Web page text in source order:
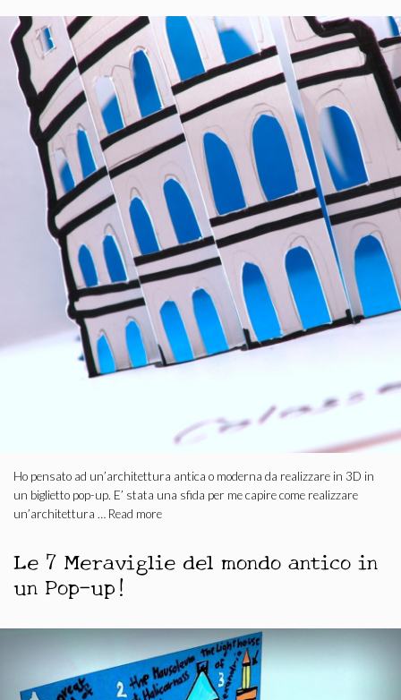
Ho pensato ad un’architettura antica o moderna da realizzare in 3D in
un biglietto pop-up. E’ stata una sfida per me capire come realizzare
un’architettura … Read more
Le 7 Meraviglie del mondo antico in
un Pop-up!